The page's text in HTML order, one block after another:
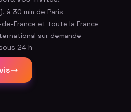
à 30 min de Paris
France et toute la France
sur demande
24 h